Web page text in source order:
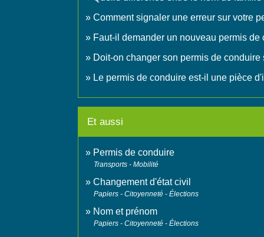
Comment signaler une erreur sur votre
Faut-il demander un nouveau permis
Doit-on changer son permis de
Le permis de conduire est-il une pièce
Et aussi
Permis de conduire
Transports - Mobilité
Changement d'état civil
Papiers - Citoyenneté - Élections
Nom et prénom
Papiers - Citoyenneté - Élections